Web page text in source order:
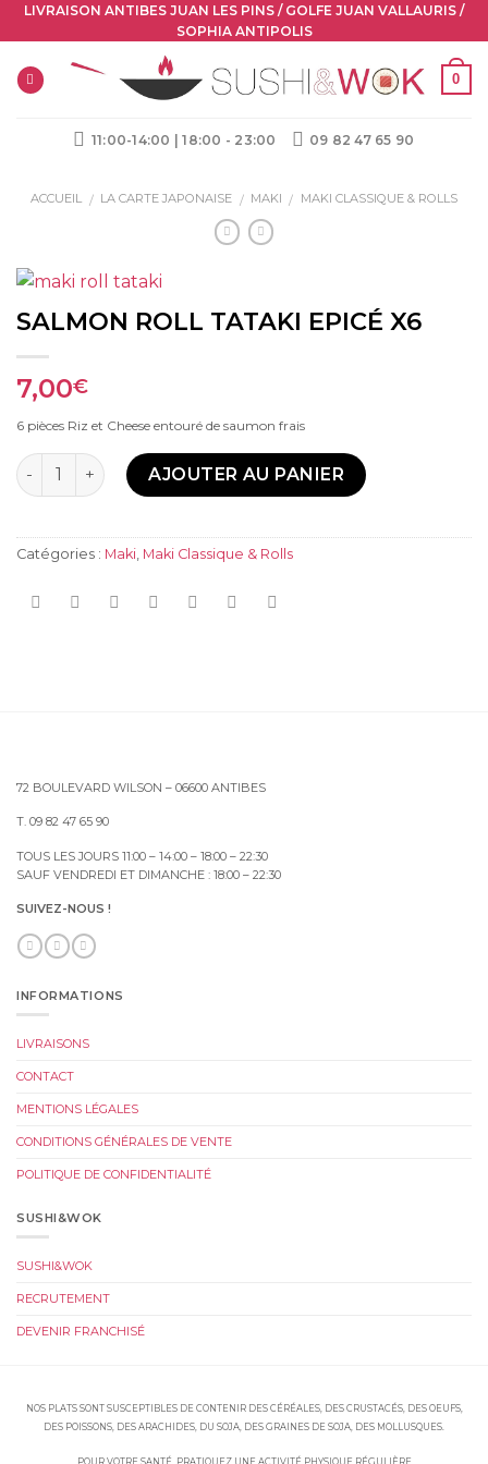
Skip
to
content
LIVRAISON ANTIBES JUAN LES PINS / GOLFE JUAN VALLAURIS /
SOPHIA ANTIPOLIS
0
11:00-14:00 | 18:00 - 23:00 09 82 47 65 90
ACCUEIL / LA CARTE JAPONAISE / MAKI / MAKI CLASSIQUE & ROLLS
SALMON ROLL TATAKI EPICÉ X6
7,00€
6 pièces Riz et Cheese entouré de saumon frais
Quantité
AJOUTER AU PANIER
Catégories : Maki Maki Classique & Rolls
72 BOULEVARD WILSON – 06600 ANTIBES
T. 09 82 47 65 90
TOUS LES JOURS 11:00 – 14:00 – 18:00 – 22:30
SAUF VENDREDI ET DIMANCHE : 18:00 – 22:30
SUIVEZ-NOUS !
INFORMATIONS
LIVRAISONS
CONTACT
MENTIONS LÉGALES
CONDITIONS GÉNÉRALES DE VENTE
POLITIQUE DE CONFIDENTIALITÉ
SUSHI&WOK
SUSHI&WOK
RECRUTEMENT
DEVENIR FRANCHISÉ
NOS PLATS SONT SUSCEPTIBLES DE CONTENIR DES CÉRÉALES, DES CRUSTACÉS, DES OEUFS,
DES POISSONS, DES ARACHIDES, DU SOJA, DES GRAINES DE SOJA, DES MOLLUSQUES.
POUR VOTRE SANTÉ, PRATIQUEZ UNE ACTIVITÉ PHYSIQUE RÉGULIÈRE